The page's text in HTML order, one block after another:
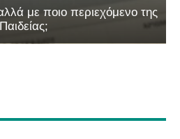
με ποιο περιεχόμενο της
Παιδείας;